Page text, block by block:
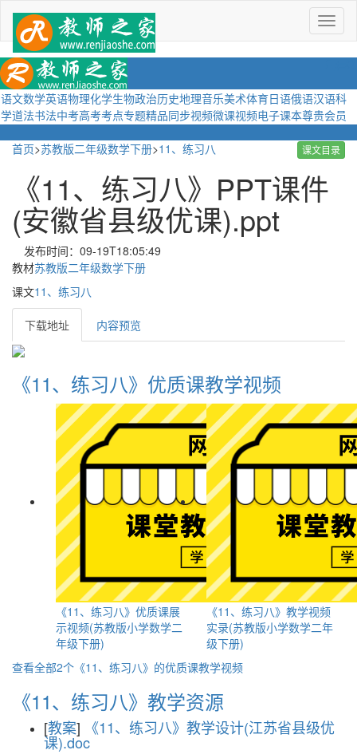
菜
单
语文数学英语物理化学生物政治历史地理音乐美术体育日语俄语汉语科
学道法书法中考高考考点专题精品同步视频微课视频电子课本尊贵会员
课文目录
首页>苏教版二年级数学下册>11、练习八
《11、练习八》PPT课件
(安徽省县级优课).ppt
发布时间：09-19T18:05:49
教材苏教版二年级数学下册
课文11、练习八
下载地址 内容预览
《11、练习八》优质课教学视频
《11、练习八》优质课展
示视频(苏教版小学数学二
年级下册)
《11、练习八》教学视频
实录(苏教版小学数学二年
级下册)
查看全部2个《11、练习八》的优质课教学视频
《11、练习八》教学资源
[教案] 《11、练习八》教学设计(江苏省县级优
课).doc